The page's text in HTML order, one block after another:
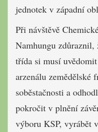
jednotek v západní
Při návštěvě
Namhungu
třída si musí
arzenálu zemědělské
soběstačnosti a
pokročit v plnění
výboru KSP, vyrábět